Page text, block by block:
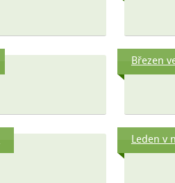
Březen
Leden v